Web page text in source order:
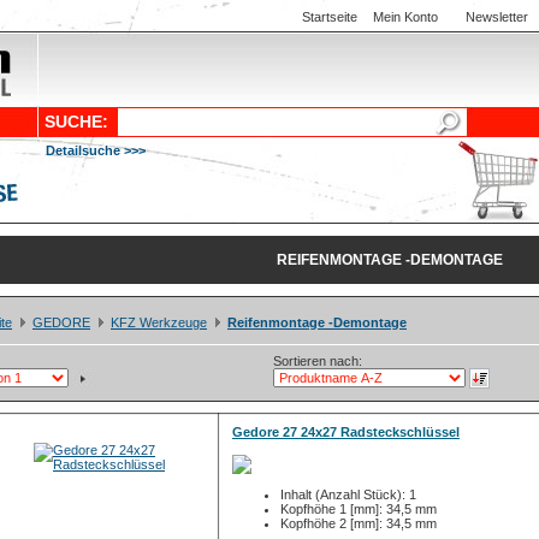
Startseite Mein Konto Newsletter
SUCHE:
Detailsuche >>>
REIFENMONTAGE -DEMONTAGE
GEDORE KFZ Werkzeuge Reifenmontage -Demontage
Sortieren nach:
Gedore 27 24x27 Radsteckschlüssel
Inhalt (Anzahl Stück): 1
Kopfhöhe 1 [mm]: 34,5 mm
Kopfhöhe 2 [mm]: 34,5 mm